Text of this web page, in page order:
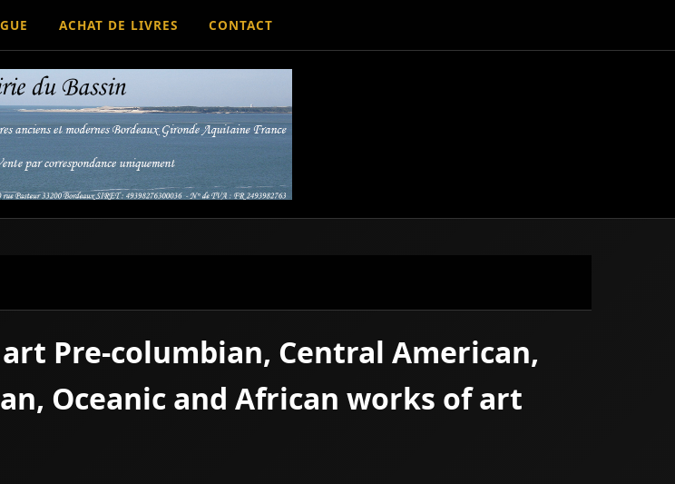
ACHAT DE LIVRES CONTACT
Pre-columbian, Central American,
Oceanic and African works of art